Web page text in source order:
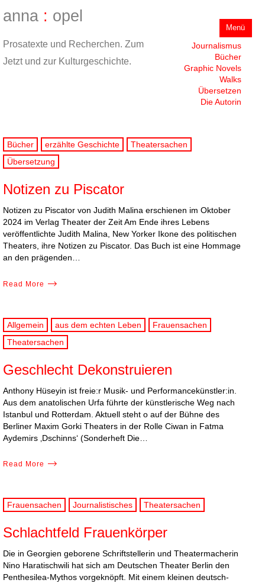
anna : opel
Prosatexte und Recherchen. Zum
Jetzt und zur Kulturgeschichte.
Menü
springen
Journalismus
Bücher
Graphic Novels
Walks
Übersetzen
Die Autorin
Bücher erzählte Geschichte
Theatersachen
Übersetzung
Notizen zu Piscator
Notizen zu Piscator von Judith Malina erschienen im Oktober
2024 im Verlag Theater der Zeit Am Ende ihres Lebens
veröffentlichte Judith Malina, New Yorker Ikone des politischen
Theaters, ihre Notizen zu Piscator. Das Buch ist eine Hommage
an den prägenden…
Read More
Allgemein aus dem echten Leben
Frauensachen
Theatersachen
Geschlecht Dekonstruieren
Anthony Hüseyin ist freie:r Musik- und Performancekünstler:in.
Aus dem anatolischen Urfa führte der künstlerische Weg nach
Istanbul und Rotterdam. Aktuell steht o auf der Bühne des
Berliner Maxim Gorki Theaters in der Rolle Ciwan in Fatma
Aydemirs ‚Dschinns‘ (Sonderheft Die…
Read More
Frauensachen Journalistisches Theatersachen
Schlachtfeld Frauenkörper
Die in Georgien geborene Schriftstellerin und Theatermacherin
Nino Haratischwili hat sich am Deutschen Theater Berlin den
Penthesilea-Mythos vorgeknöpft. Mit einem kleinen deutsch-